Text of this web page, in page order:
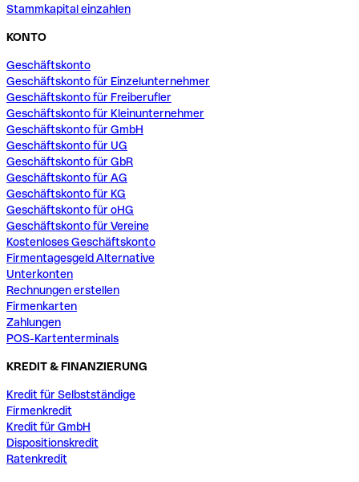
Stammkapital einzahlen
KONTO
Geschäftskonto
Geschäftskonto für Einzelunternehmer
Geschäftskonto für Freiberufler
Geschäftskonto für Kleinunternehmer
Geschäftskonto für GmbH
Geschäftskonto für UG
Geschäftskonto für GbR
Geschäftskonto für AG
Geschäftskonto für KG
Geschäftskonto für oHG
Geschäftskonto für Vereine
Kostenloses Geschäftskonto
Firmentagesgeld Alternative
Unterkonten
Rechnungen erstellen
Firmenkarten
Zahlungen
POS-Kartenterminals
KREDIT & FINANZIERUNG
Kredit für Selbstständige
Firmenkredit
Kredit für GmbH
Dispositionskredit
Ratenkredit